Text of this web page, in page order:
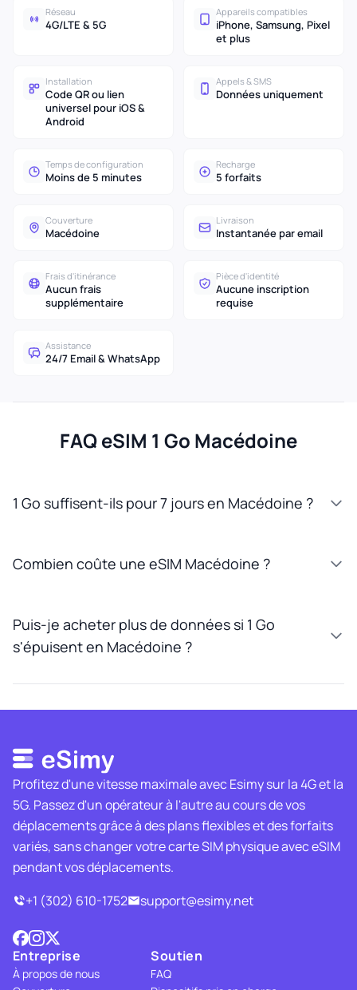
Réseau
4G/LTE & 5G
Appareils compatibles
iPhone, Samsung, Pixel
et plus
Installation
Code QR ou lien
universel pour iOS &
Android
Appels & SMS
Données uniquement
Temps de configuration
Moins de 5 minutes
Recharge
5 forfaits
Couverture
Macédoine
Livraison
Instantanée par email
Frais d'itinérance
Aucun frais
supplémentaire
Pièce d'identité
Aucune inscription
requise
Assistance
24/7 Email & WhatsApp
FAQ eSIM 1 Go Macédoine
1 Go suffisent-ils pour 7 jours en Macédoine ?
Combien coûte une eSIM Macédoine ?
Puis-je acheter plus de données si 1 Go
s'épuisent en Macédoine ?
Profitez d'une vitesse maximale avec Esimy sur la 4G et la
5G. Passez d'un opérateur à l'autre au cours de vos
déplacements grâce à des plans flexibles et des forfaits
variés, sans changer votre carte SIM physique avec eSIM
pendant vos déplacements.
+1 (302) 610-1752
support@esimy.net
Entreprise
À propos de nous
Soutien
FAQ